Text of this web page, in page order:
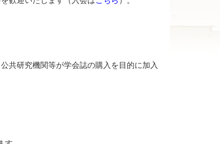
共研究機関等が学会誌の購入を目的に加入